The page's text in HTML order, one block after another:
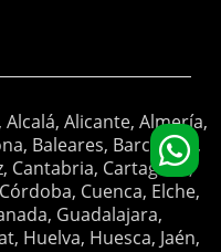
Alicante, Almería,
Baleares, Barcelona,
Cantabria, Cartagena,
Cuenca, Elche,
Guadalajara,
Huelva, Huesca, Jaén,